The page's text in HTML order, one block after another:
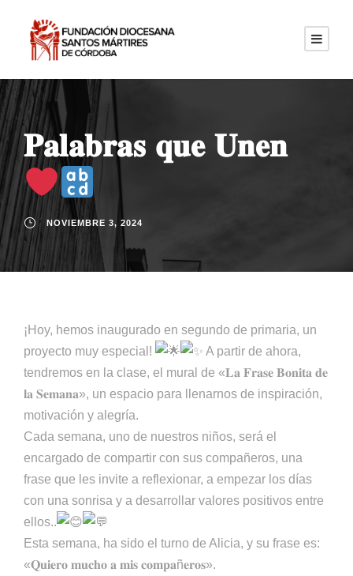
𝐏𝐚𝐥𝐚𝐛𝐫𝐚𝐬 𝐪𝐮𝐞 𝐔𝐧𝐞𝐧
NOVIEMBRE 3, 2024
¡Hoy, hemos inaugurado en segundo de primaria, un
proyecto muy especial!
A partir de ahora,
tendremos en la clase, el mural de «𝐋𝐚 𝐅𝐫𝐚𝐬𝐞 𝐁𝐨𝐧𝐢𝐭𝐚 𝐝𝐞
𝐥𝐚 𝐒𝐞𝐦𝐚𝐧𝐚», un espacio para llenarnos de inspiración,
motivación y alegría.
Cada semana, uno de nuestros niños, será el
encargado de compartir con sus compañeros, una
frase que les invite a reflexionar, a empezar los días
con una sonrisa y a desarrollar valores positivos entre
ellos..
Esta semana, ha sido el turno de Alicia, y su frase es:
«𝐐𝐮𝐢𝐞𝐫𝐨 𝐦𝐮𝐜𝐡𝐨 𝐚 𝐦𝐢𝐬 𝐜𝐨𝐦𝐩𝐚ñ𝐞𝐫𝐨𝐬».